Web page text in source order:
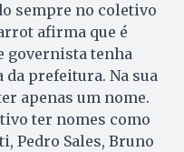
sempre no coletivo
afirma que é
governista tenha
prefeitura. Na sua
apenas um nome.
ter nomes como
Pedro Sales, Bruno